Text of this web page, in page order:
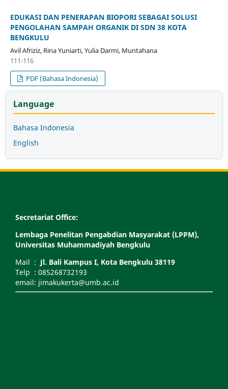
EDUKASI DAN PENERAPAN BIOPORI SEBAGAI SOLUSI
PENGOLAHAN SAMPAH ORGANIK DI SDN 38 KOTA
BENGKULU
Avil Afriziz, Rina Yuniarti, Yulia Darmi, Muntahana
111-116
PDF (Bahasa Indonesia)
Language
Bahasa Indonesia
English
Secretariat Office:
Lembaga Penelitan Pengabdian Masyarakat (LPPM),
Universitas Muhammadiyah Bengkulu
Mail : Jl. Bali Kampus I, Kota Bengkulu 38119
Telp : 085268732193
email: jimakukerta@umb.ac.id